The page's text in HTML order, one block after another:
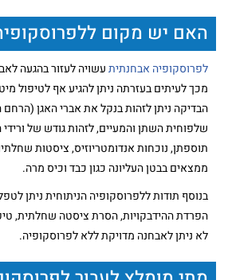
האם יש מקום
לפרוסקופיה אבחנתיתעשויה לעזור בהגעה
מכך לעיתים בעזרתה ניתן להגיע אף לטיפול
הבדיקה ניתן לזהות בנקל את אברי האגן
שלפוחית השתן והמעיים, לזהות גודש של ורידי
תוספתן, נוכחות אנדומטריוזיס, ציסטות
ממצאים בבטן העליונה כגון כבד וכיס מרה.
בנוסף תודות ללפרוסקופיה הניתוחית ניתן
הפרדת ההידבקויות, הסרת ציסטה שחלתית,
לא ניתן לאבחנה מדויקת ללא לפרוסקופיה.